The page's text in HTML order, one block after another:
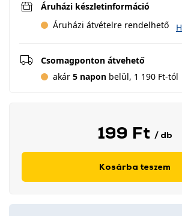
Áruházi készletinformáció
Áruházi átvételre rendelhető
Csomagponton átvehető
akár 5 napon belül, 1 190 Ft-tól
199 Ft / db
Kosárba teszem